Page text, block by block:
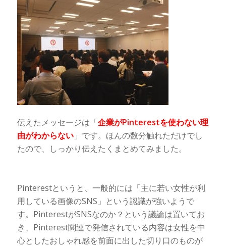
伝えたメッセージは「企業がPinterestを使わない理
由がわからない」です。ほんの数分触れただけでし
たので、しっかり伝えたくまとめてみました。
Pinterestというと、一般的には「主に若い女性が利
用している画像のSNS」という認識が強いようで
す。PinterestがSNSなのか？という議論は置いてお
き、Pinterest関連で発信されている内容は女性を中
心としたおしゃれ感を前面に出した切り口のものが